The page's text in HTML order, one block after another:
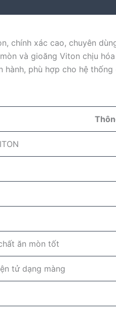
chính xác cao, chuyên
và gioăng Viton chịu
phù hợp cho hệ
ăn mòn tốt
tử dạng màng